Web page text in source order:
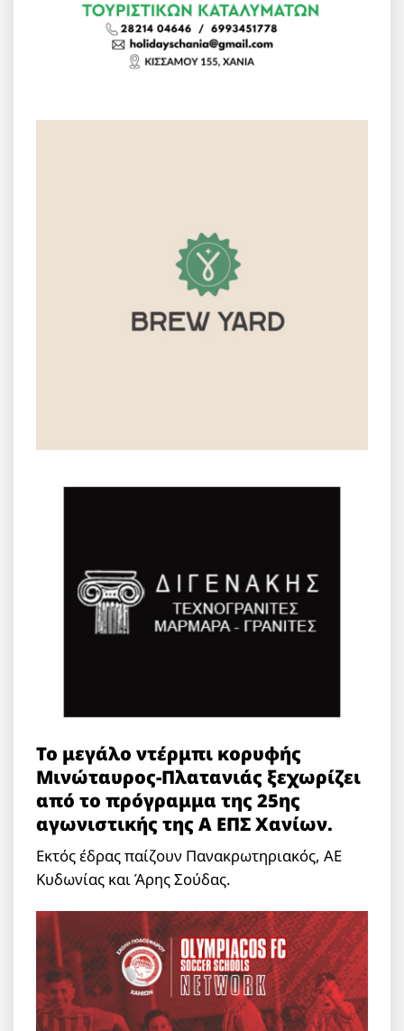
Το μεγάλο ντέρμπι κορυφής
Μινώταυρος-Πλατανιάς ξεχωρίζει
από το πρόγραμμα της 25ης
αγωνιστικής της Α ΕΠΣ Χανίων.
Εκτός έδρας παίζουν Πανακρωτηριακός, ΑΕ
Κυδωνίας και Άρης Σούδας.